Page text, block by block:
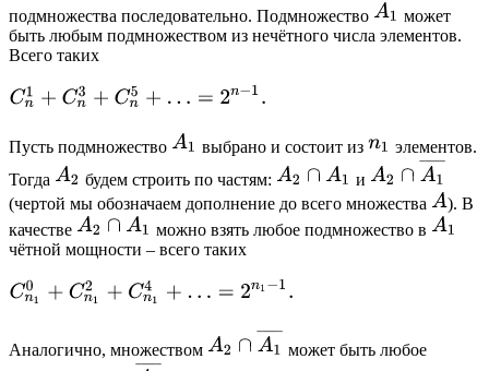
подмножества последовательно. Подмножество
может
быть любым подмножеством из нечётного числа элементов.
Всего таких
Пусть подмножество выбрано и состоит из
элементов.
Тогда
будем строить по частям:
и
(чертой мы обозначаем дополнение до всего множества
). В
качестве
можно взять любое подмножество в
чётной мощности – всего таких
Аналогично, множеством
может быть любое